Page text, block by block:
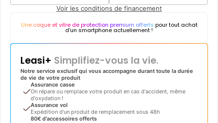
Voir les conditions de financement
Une coque et vitre de protection premium offerts pour tout achat
d'un smartphone actuellement !
Leasi+ Simplifiez-vous la vie.
Notre service exclusif qui vous accompagne durant toute la durée
de vie de votre produit
Assurance casse
On répare ou remplace votre produit en cas d'accident, même
d'oxydation !
Assurance vol
Expédition d'un produit de remplacement sous 48h
80€ d'accessoires offerts